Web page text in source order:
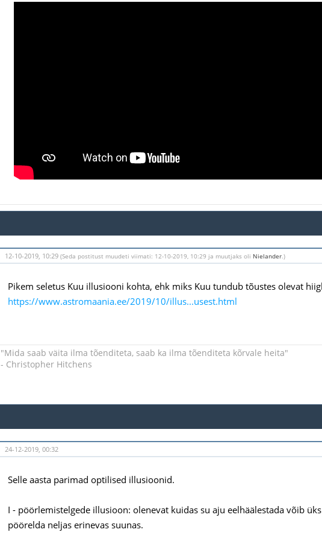
12-10-2019, 10:29 (Seda postitust muudeti viimati: 12-10-2019, 10:29 ja muutjaks oli Nielander.)
Pikem seletus Kuu illusiooni kohta, ehk miks Kuu tundub tõustes olevat
https://www.astromaania.ee/2019/10/illus...usest.html
"Mida saab väita ilma tõenditeta, saab ka ilma tõenditeta kõrvale heita"
- Christopher Hitchens
24-12-2019, 00:32
Selle aasta parimad optilised illusioonid.
I - pöörlemistelgede illusioon: olenevat kuidas su aju eelhäälestada võib
pöörelda neljas erinevas suunas.